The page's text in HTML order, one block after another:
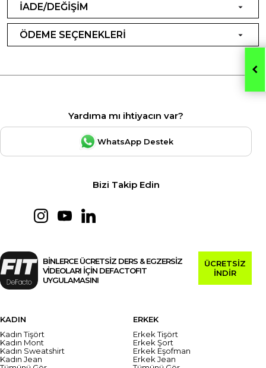
İADE/DEĞİŞİM
ÖDEME SEÇENEKLERİ
Yardıma mı ihtiyacın var?
WhatsApp Destek
Bizi Takip Edin
BİNLERCE ÜCRETSİZ DERS & EGZERSİZ
VİDEOLARI İÇİN DEFACTOFIT
UYGULAMASINI
ÜCRETSİZ
İNDİR
KADIN
Kadın Tişört
Kadın Mont
Kadın Sweatshirt
Kadın Jean
ERKEK
Erkek Tişört
Erkek Şort
Erkek Eşofman
Erkek Jean